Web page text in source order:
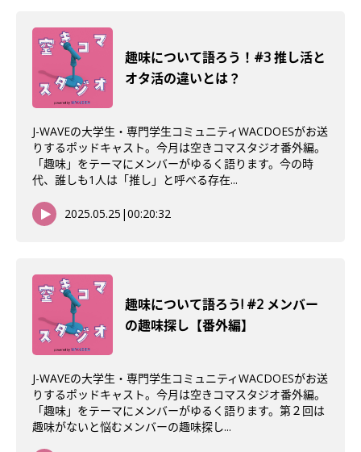
趣味について語ろう！#3 推し活と
オタ活の違いとは？
J-WAVEの大学生・専門学生コミュニティWACDOESがお送
りするポッドキャスト。今月は空きコマスタジオ番外編。
「趣味」をテーマにメンバーがゆるく語ります。今の時
代、誰しも1人は「推し」と呼べる存在...
2025.05.25 |00:20:32
趣味について語ろう! #2 メンバー
の趣味探し【番外編】
J-WAVEの大学生・専門学生コミュニティWACDOESがお送
りするポッドキャスト。今月は空きコマスタジオ番外編。
「趣味」をテーマにメンバーがゆるく語ります。第２回は
趣味がないと悩むメンバーの趣味探し...